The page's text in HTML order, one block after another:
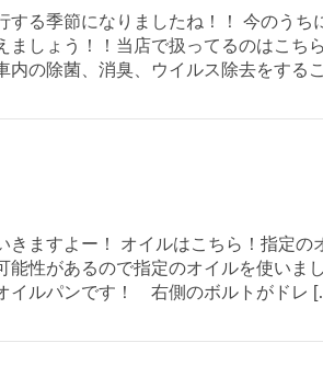
する季節になりましたね！！ 今のうち
ましょう！！当店で扱ってるのはこち
内の除菌、消臭、ウイルス除去をする
きますよー！ オイルはこちら！指定の
能性があるので指定のオイルを使いま
イルパンです！ 右側のボルトがドレ